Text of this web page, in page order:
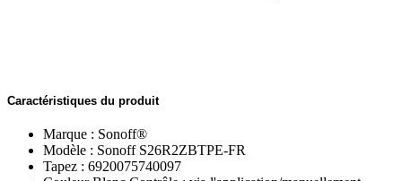
Caractéristiques du produit
Marque : Sonoff®
Modèle : Sonoff S26R2ZBTPE-FR
Tapez : 6920075740097